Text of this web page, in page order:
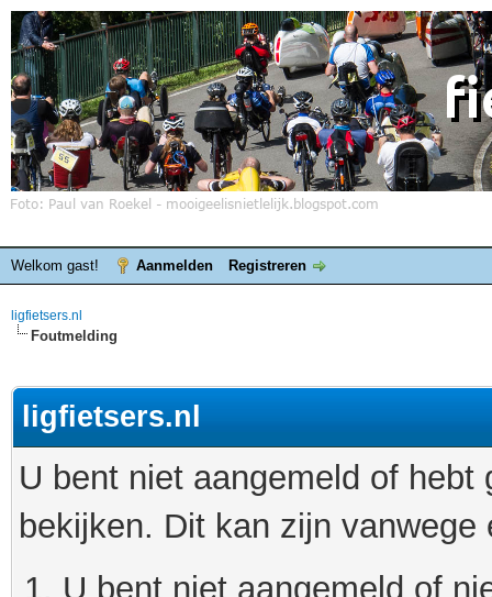
Welkom gast! Aanmelden Registreren
ligfietsers.nl
Foutmelding
ligfietsers.nl
U bent niet aangemeld of
bekijken. Dit kan zijn
U bent niet aangemeld of